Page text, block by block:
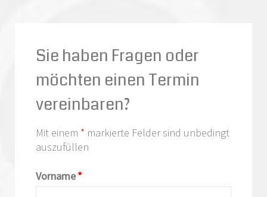
Sie haben Fragen oder
möchten einen Termin
vereinbaren?
Mit einem * markierte Felder sind unbedingt
auszufüllen
Vorname*